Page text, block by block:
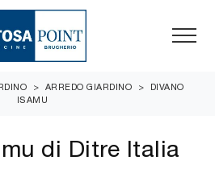
> ARREDO GIARDINO >
DIVANO
ISAMU
di Ditre Italia